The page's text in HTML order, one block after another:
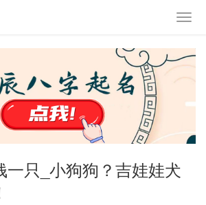
一只_小狗狗？吉娃娃犬